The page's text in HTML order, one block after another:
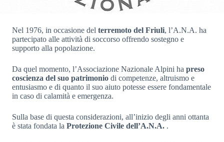
Nel 1976, in occasione del terremoto del Friuli, l’A.N.A. ha
partecipato alle attività di soccorso offrendo sostegno e
supporto alla popolazione.
Da quel momento, l’Associazione Nazionale Alpini ha preso
coscienza del suo patrimonio di competenze, altruismo e
entusiasmo e di quanto il suo aiuto potesse essere fondamentale
in caso di calamità e emergenza.
Sulla base di questa considerazioni, all’inizio degli anni ottanta
è stata fondata la Protezione Civile dell’A.N.A. .